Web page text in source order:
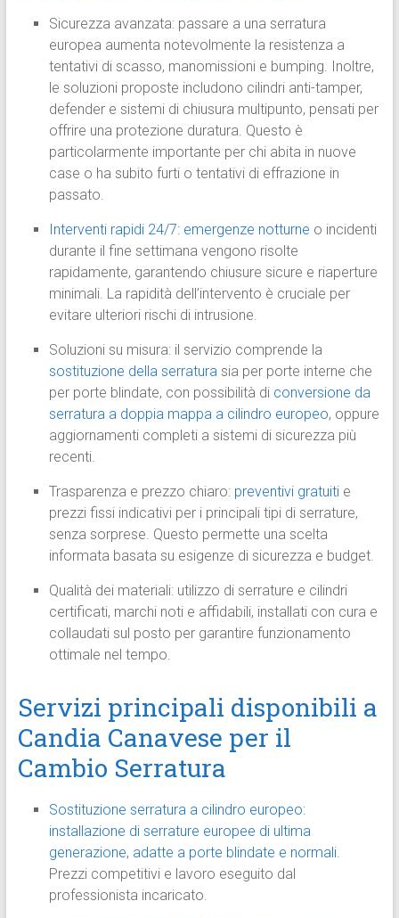
Sicurezza avanzata: passare a una serratura
europea aumenta notevolmente la resistenza a
tentativi di scasso, manomissioni e bumping. Inoltre,
le soluzioni proposte includono cilindri anti-tamper,
defender e sistemi di chiusura multipunto, pensati per
offrire una protezione duratura. Questo è
particolarmente importante per chi abita in nuove
case o ha subito furti o tentativi di effrazione in
passato.
Interventi rapidi 24/7: emergenze notturne o incidenti
durante il fine settimana vengono risolte
rapidamente, garantendo chiusure sicure e riaperture
minimali. La rapidità dell’intervento è cruciale per
evitare ulteriori rischi di intrusione.
Soluzioni su misura: il servizio comprende la
sostituzione della serraturasia per porte interne che
per porte blindate, con possibilità di conversione da
serratura a doppia mappa a cilindro europeo, oppure
aggiornamenti completi a sistemi di sicurezza più
recenti.
Trasparenza e prezzo chiaro: preventivi gratuitie
prezzi fissi indicativi per i principali tipi di serrature,
senza sorprese. Questo permette una scelta
informata basata su esigenze di sicurezza e budget.
Qualità dei materiali: utilizzo di serrature e cilindri
certificati, marchi noti e affidabili, installati con cura e
collaudati sul posto per garantire funzionamento
ottimale nel tempo.
Servizi principali disponibili a
Candia Canavese per il
Cambio Serratura
Sostituzione serratura a cilindro europeo:
installazione di serrature europee di ultima
generazione, adatte a porte blindate e normali.
Prezzi competitivi e lavoro eseguito dal
professionista incaricato.